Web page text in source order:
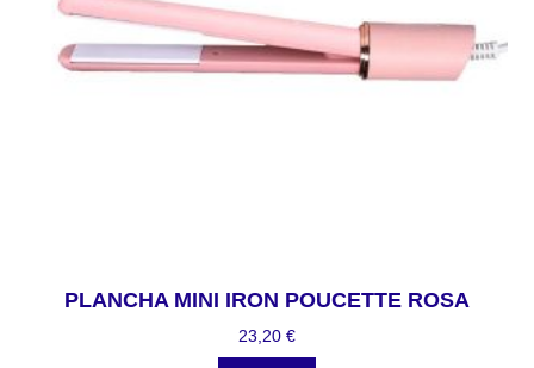
PLANCHA MINI IRON POUCETTE ROSA
23,20 €